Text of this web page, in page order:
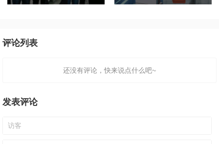
评论列表
还没有评论，快来说点什么吧~
发表评论